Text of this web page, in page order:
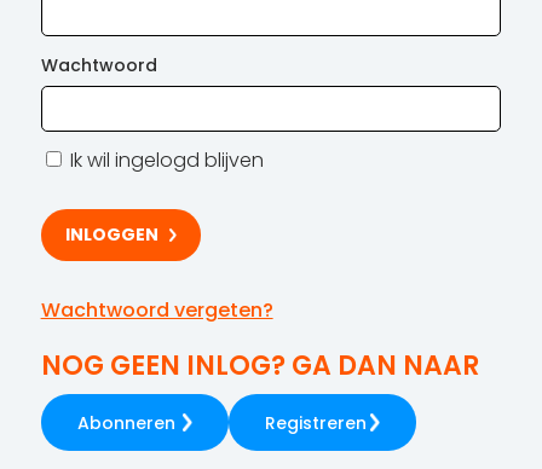
Wachtwoord
Ik wil ingelogd blijven
Wachtwoord vergeten?
NOG GEEN INLOG? GA DAN NAAR
Abonneren Registreren